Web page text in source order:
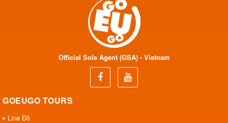
Official Sole Agent (GSA) - Vietnam
GOEUGO TOURS
Line Đỏ